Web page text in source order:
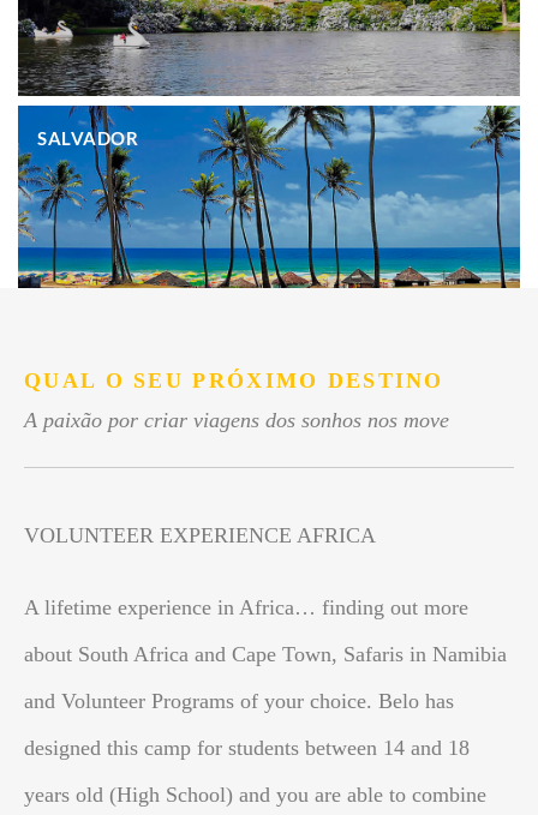
SALVADOR
QUAL O SEU PRÓXIMO DESTINO
A paixão por criar viagens dos sonhos nos move
VOLUNTEER EXPERIENCE AFRICA
A lifetime experience in Africa… finding out more
about South Africa and Cape Town, Safaris in Namibia
and Volunteer Programs of your choice. Belo has
designed this camp for students between 14 and 18
years old (High School) and you are able to combine